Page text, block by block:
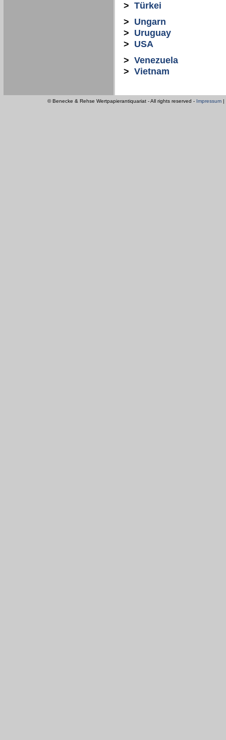
> Türkei
> Ungarn
> Uruguay
> USA
> Venezuela
> Vietnam
© Benecke & Rehse Wertpapierantiquariat - All rights reserved - Impressum |